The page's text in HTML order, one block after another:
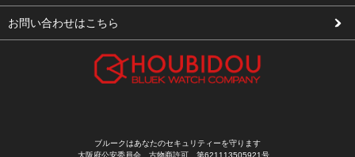
修理依頼
お気に入り
会社概要
お問い合わせはこちら
ブルークはあなたのセキュリティーを守ります
大阪府公安委員会 古物商許可 第621113505921号